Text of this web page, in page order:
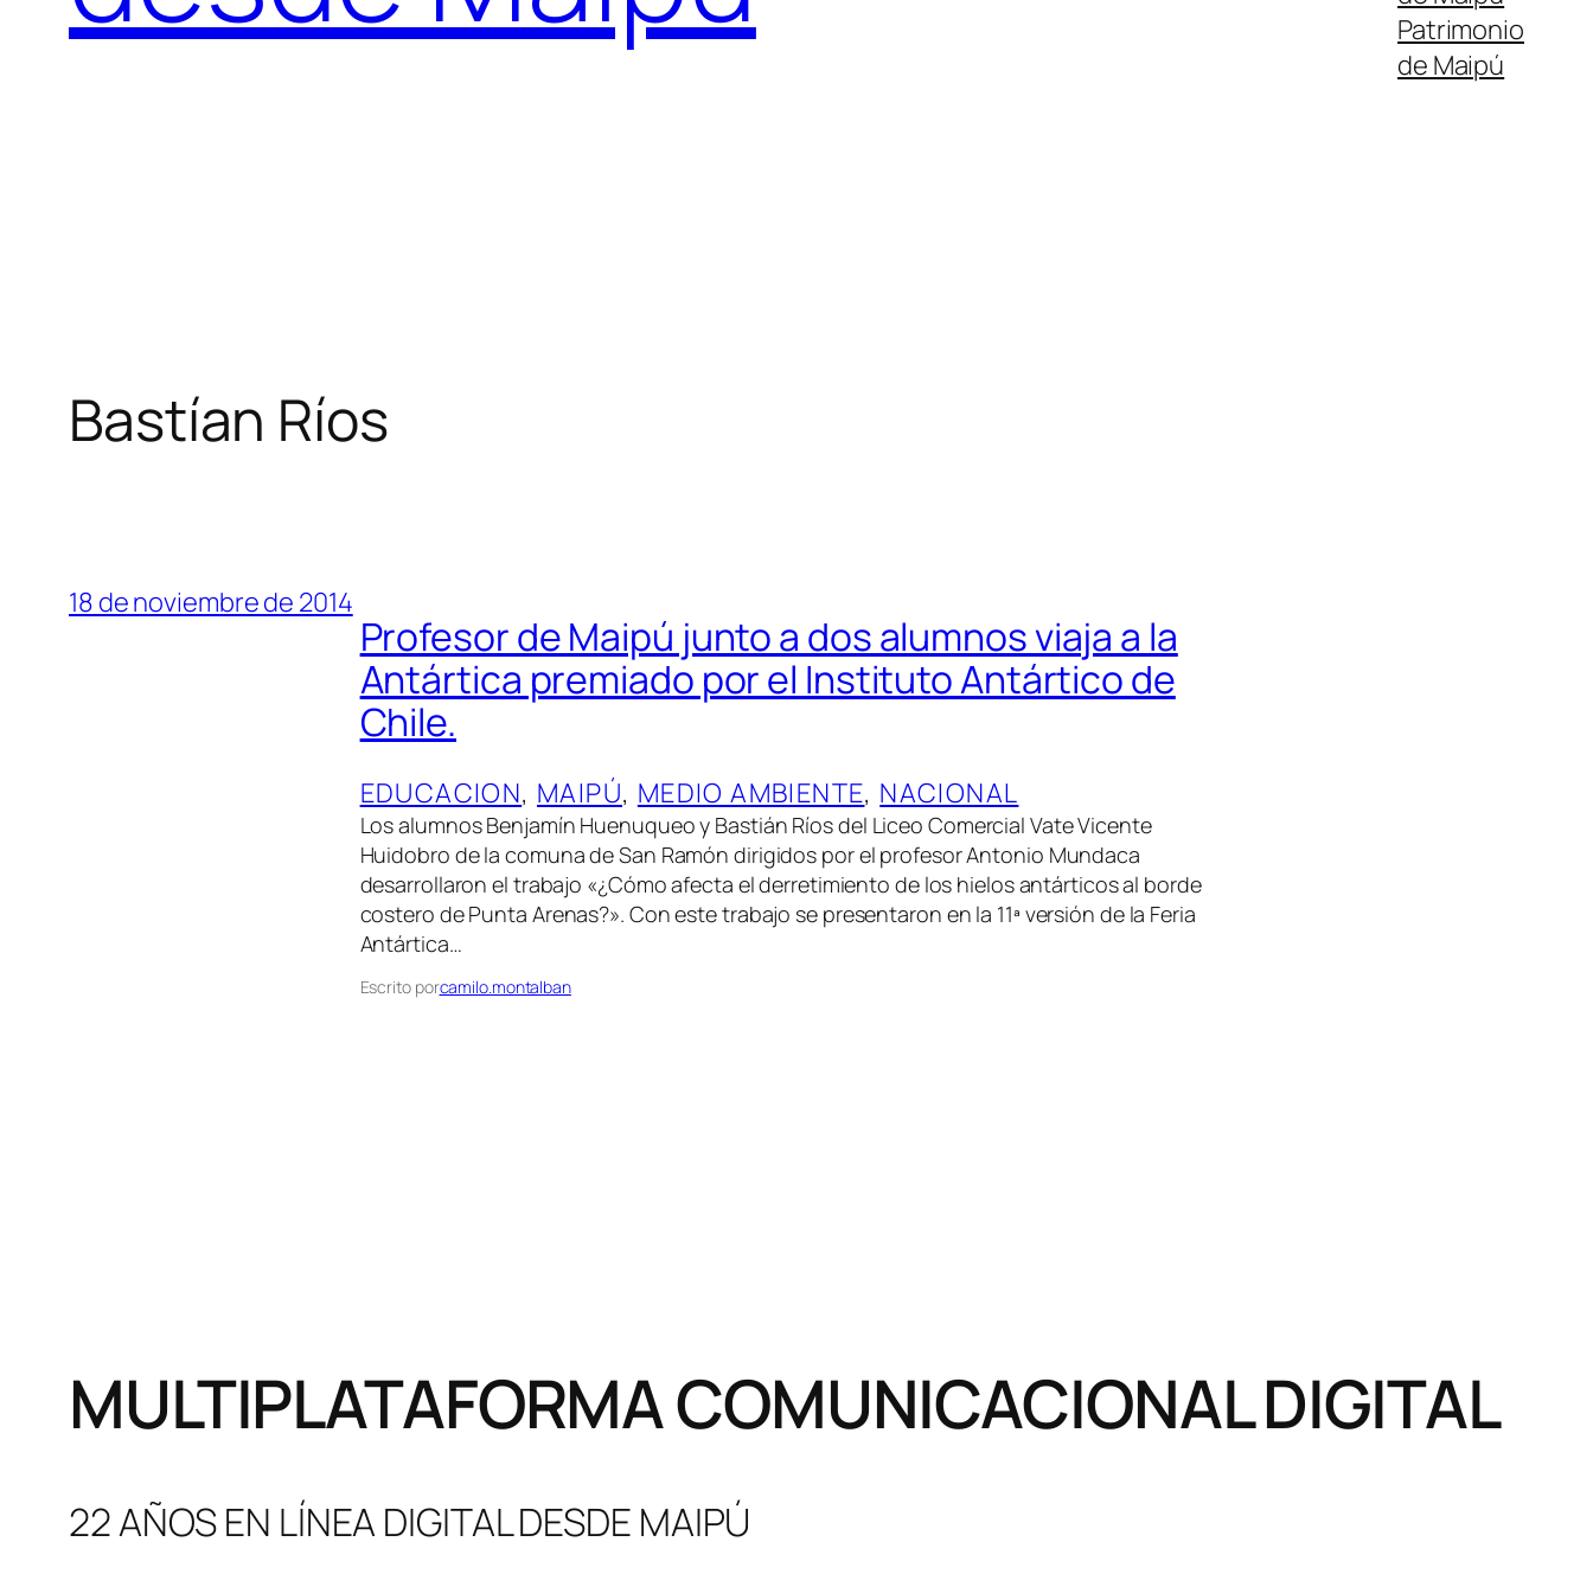
Patrimonio
de Maipú
Bastían Ríos
18 de noviembre de 2014
Profesor de Maipú junto a dos alumnos viaja a la
Antártica premiado por el Instituto Antártico de
Chile.
EDUCACION, MAIPÚ, MEDIO AMBIENTE, NACIONAL
Los alumnos Benjamín Huenuqueo y Bastián Ríos del Liceo Comercial Vate Vicente
Huidobro de la comuna de San Ramón dirigidos por el profesor Antonio Mundaca
desarrollaron el trabajo «¿Cómo afecta el derretimiento de los hielos antárticos al borde
costero de Punta Arenas?». Con este trabajo se presentaron en la 11ª versión de la Feria
Antártica…
Escrito porcamilo.montalban
MULTIPLATAFORMA COMUNICACIONAL DIGITAL
22 AÑOS EN LÍNEA DIGITAL DESDE MAIPÚ